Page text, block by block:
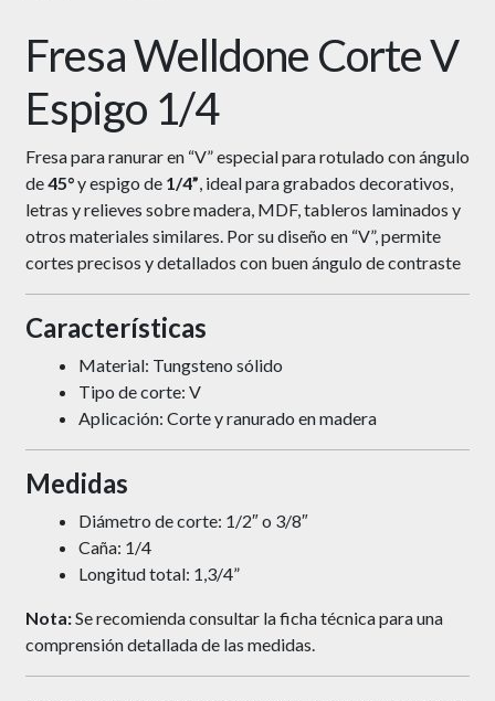
Fresa Welldone Corte V
Espigo 1/4
Fresa para ranurar en “V” especial para rotulado con ángulo
de45°y espigo de 1/4”, ideal para grabados decorativos,
letras y relieves sobre madera, MDF, tableros laminados y
otros materiales similares. Por su diseño en “V”, permite
cortes precisos y detallados con buen ángulo de contraste
Características
Material: Tungsteno sólido
Tipo de corte: V
Aplicación: Corte y ranurado en madera
Medidas
Diámetro de corte: 1/2″ o 3/8″
Caña: 1/4
Longitud total: 1,3/4”
Nota:Se recomienda consultar la ficha técnica para una
comprensión detallada de las medidas.